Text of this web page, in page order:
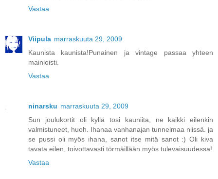
Vastaa
Viipula marraskuuta 29, 2009
Kaunista kaunista!Punainen ja vintage passaa yhteen
mainioisti.
Vastaa
ninarsku marraskuuta 29, 2009
Sun joulukortit oli kyllä tosi kauniita, ne kaikki eilenkin
valmistuneet, huoh. Ihanaa vanhanajan tunnelmaa niissä. ja
se pussi oli myös ihana, sanot itse mitä sanot :) Oli kiva
tavata eilen, toivottavasti törmäillään myös tulevaisuudessa!
Vastaa